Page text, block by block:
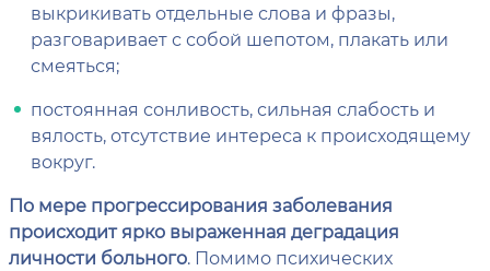
выкрикивать отдельные слова и фразы,
разговаривает с собой шепотом, плакать или
смеяться;
постоянная сонливость, сильная слабость и
вялость, отсутствие интереса к происходящему
вокруг.
По мере прогрессирования заболевания
происходит ярко выраженная деградация
личности больного. Помимо психических